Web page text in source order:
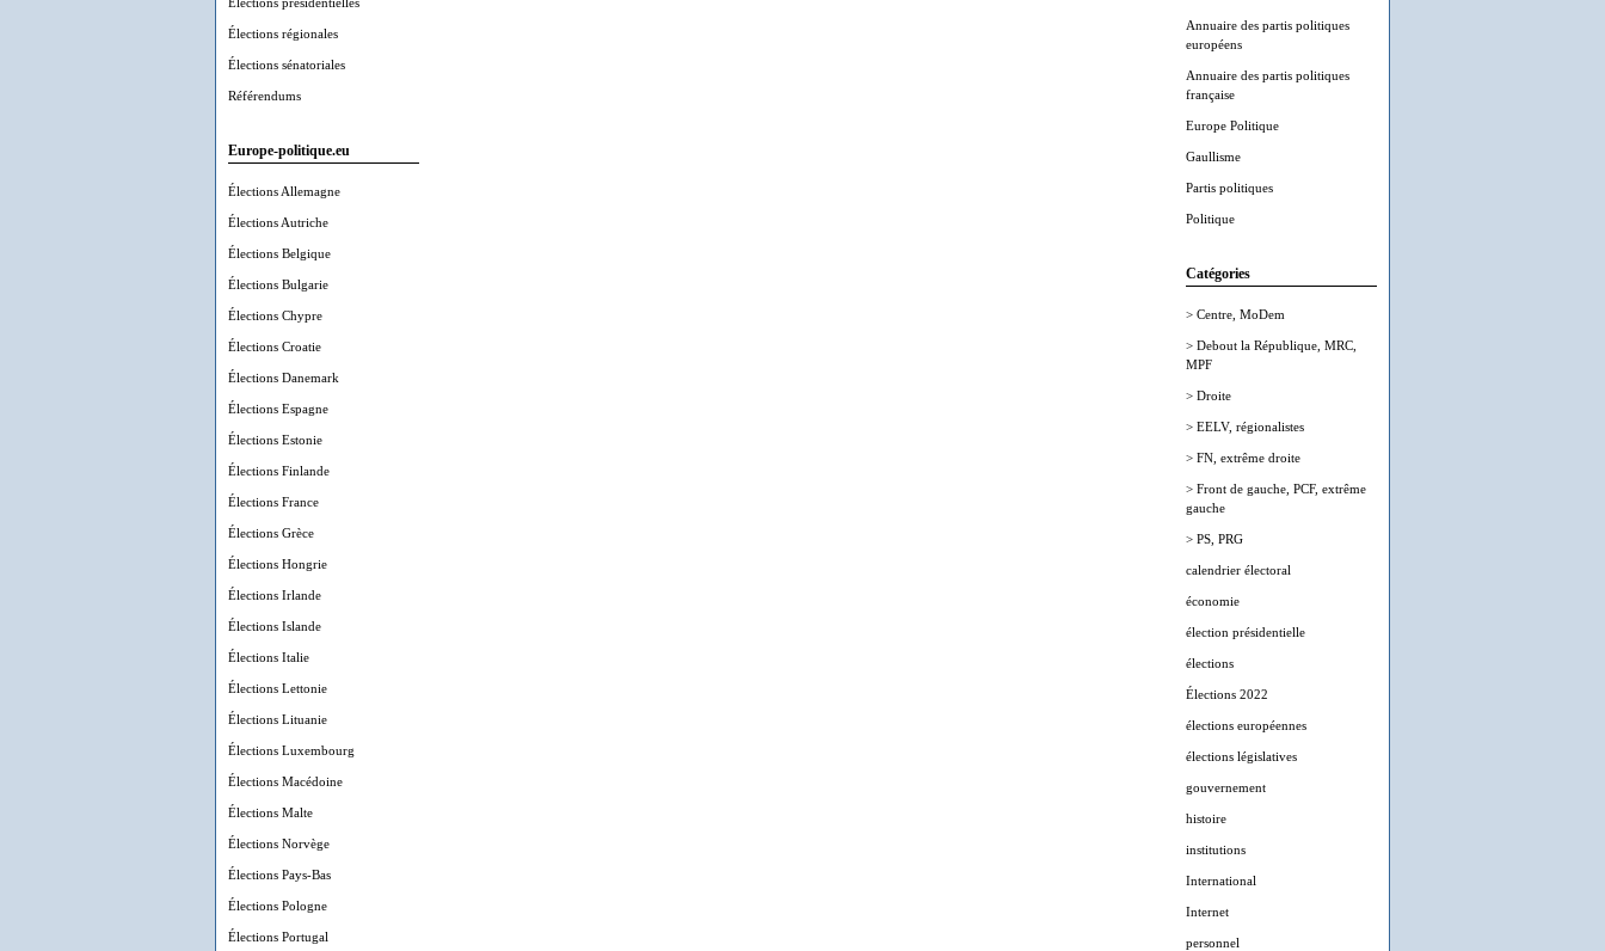
Élections régionales
Élections sénatoriales
Référendums
Europe-politique.eu
Élections Allemagne
Élections Autriche
Élections Belgique
Élections Bulgarie
Élections Chypre
Élections Croatie
Élections Danemark
Élections Espagne
Élections Estonie
Élections Finlande
Élections France
Élections Grèce
Élections Hongrie
Élections Irlande
Élections Islande
Élections Italie
Élections Lettonie
Élections Lituanie
Élections Luxembourg
Élections Macédoine
Élections Malte
Élections Norvège
Élections Pays-Bas
Élections Pologne
Élections Portugal
Annuaire des partis politiques
européens
Annuaire des partis politiques
française
Europe Politique
Gaullisme
Partis politiques
Politique
Catégories
> Centre, MoDem
> Debout la République, MRC,
MPF
> Droite
> EELV, régionalistes
> FN, extrême droite
> Front de gauche, PCF, extrême
gauche
> PS, PRG
calendrier électoral
économie
élection présidentielle
élections
Élections 2022
élections européennes
élections législatives
gouvernement
histoire
institutions
International
Internet
personnel